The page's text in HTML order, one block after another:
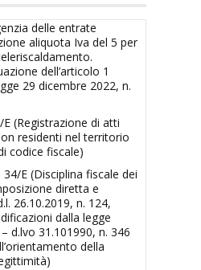
delle entrate
aliquota Iva del 5 per
dell’articolo 1
29 dicembre 2022, n.
E (Registrazione di atti
residenti nel territorio
codice fiscale)
34/E (Disciplina fiscale dei
diretta e
26.10.2019, n. 124,
dalla legge
d.lvo 31.101990, n. 346
della